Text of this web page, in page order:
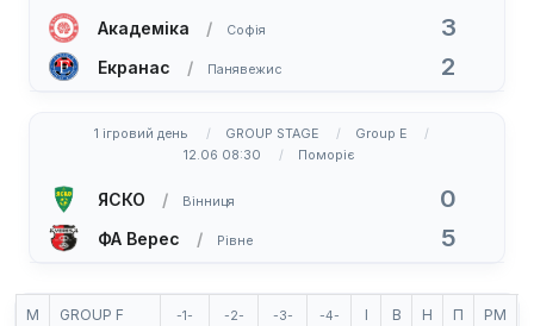
Академіка Софія 3
Екранас Панявежис 2
1 ігровий день GROUP STAGE
Group E
12.06 08:30
Поморіє
ЯСКО Вінниця 0
ФА Верес Рівне 5
М GROUP F -1- -2- -3- -4- І В Н П РМ